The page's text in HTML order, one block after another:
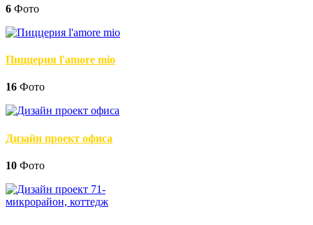
6 Фото
Пиццерия l'amore mio
16 Фото
Дизайн проект офиса
10 Фото